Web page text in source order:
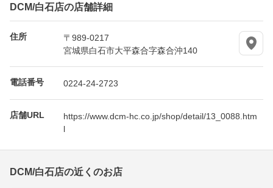
DCM/白石店の店舗詳細
住所
〒989-0217
宮城県白石市大平森合字森合沖140
電話番号 0224-24-2723
店舗URL
https://www.dcm-hc.co.jp/shop/detail/13_0088.htm
l
DCM/白石店の近くのお店